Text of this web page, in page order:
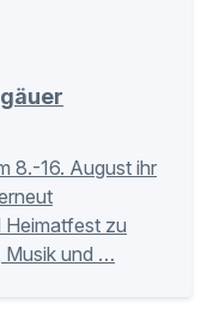
8.-16. August ihr
Heimatfest zu
Musik und …